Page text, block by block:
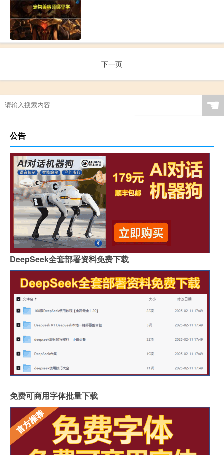
下一页
☚
公告
DeepSeek全套部署资料免费下载
免费可商用字体批量下载